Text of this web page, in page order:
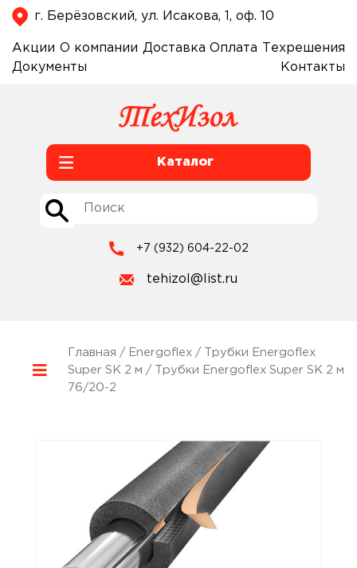
г. Берёзовский, ул. Исакова, 1, оф. 10
Акции О компании Доставка Оплата
Техрешения
Документы
Контакты
Каталог
+7 (932) 604-22-02
tehizol@list.ru
Главная / Energoflex/
Трубки Energoflex
Super SK 2 м / Трубки Energoflex Super SK 2 м
76/20-2